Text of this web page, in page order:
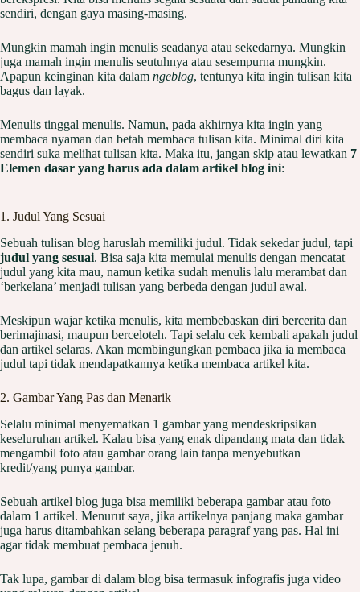
sendiri, dengan gaya masing-masing.
Mungkin mamah ingin menulis seadanya atau sekedarnya. Mungkin
juga mamah ingin menulis seutuhnya atau sesempurna mungkin.
Apapun keinginan kita dalam ngeblog, tentunya kita ingin tulisan kita
bagus dan layak.
Menulis tinggal menulis. Namun, pada akhirnya kita ingin yang
membaca nyaman dan betah membaca tulisan kita. Minimal diri kita
sendiri suka melihat tulisan kita. Maka itu, jangan skip atau lewatkan 7
Elemen dasar yang harus ada dalam artikel blog ini:
1. Judul Yang Sesuai
Sebuah tulisan blog haruslah memiliki judul. Tidak sekedar judul, tapi
judul yang sesuai. Bisa saja kita memulai menulis dengan mencatat
judul yang kita mau, namun ketika sudah menulis lalu merambat dan
‘berkelana’ menjadi tulisan yang berbeda dengan judul awal.
Meskipun wajar ketika menulis, kita membebaskan diri bercerita dan
berimajinasi, maupun berceloteh. Tapi selalu cek kembali apakah judul
dan artikel selaras. Akan membingungkan pembaca jika ia membaca
judul tapi tidak mendapatkannya ketika membaca artikel kita.
2. Gambar Yang Pas dan Menarik
Selalu minimal menyematkan 1 gambar yang mendeskripsikan
keseluruhan artikel. Kalau bisa yang enak dipandang mata dan tidak
mengambil foto atau gambar orang lain tanpa menyebutkan
kredit/yang punya gambar.
Sebuah artikel blog juga bisa memiliki beberapa gambar atau foto
dalam 1 artikel. Menurut saya, jika artikelnya panjang maka gambar
juga harus ditambahkan selang beberapa paragraf yang pas. Hal ini
agar tidak membuat pembaca jenuh.
Tak lupa, gambar di dalam blog bisa termasuk infografis juga video